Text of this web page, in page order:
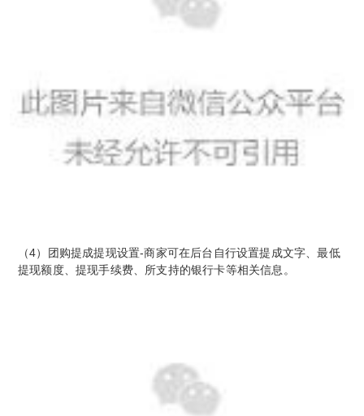
（4）团购提成提现设置-商家可在后台自行设置提成文字、最低
提现额度、提现手续费、所支持的银行卡等相关信息。